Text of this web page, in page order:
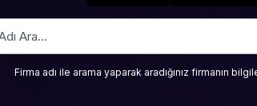
Firma adı ile arama yaparak aradığınız firmanın